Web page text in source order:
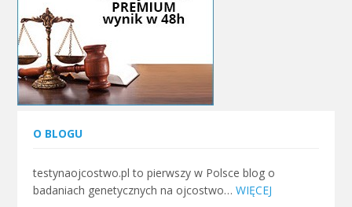
O BLOGU
testynaojcostwo.pl to pierwszy w Polsce blog o
badaniach genetycznych na ojcostwo…WIĘCEJ